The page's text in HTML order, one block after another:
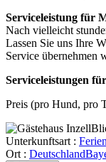
Serviceleistung für
Nach vielleicht
Lassen Sie uns Ihre
Service übernehmen
Serviceleistungen
Preis (pro Hund, pro
Unterkunftsart :
Ort : Deutschland